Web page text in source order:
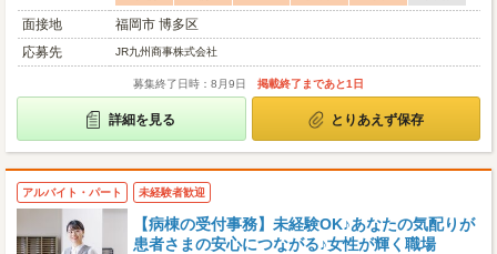
面接地
福岡市 博多区
応募先
JR九州商事株式会社
募集終了日時：8月9日 掲載終了まであと1日
詳細を見る とりあえず保存
アルバイト・パート 未経験者歓迎
【病棟の受付事務】未経験OK♪あなたの気配りが
患者さまの安心につながる♪女性が輝く職場